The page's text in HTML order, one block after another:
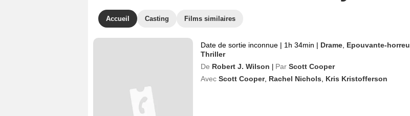
Accueil Casting Films similaires
Date de sortie inconnue | 1h 34min | Drame Epouvante-
Thriller
De Robert J. Wilson Par Scott Cooper
Avec Scott Cooper, Rachel Nichols Kris Kristofferson